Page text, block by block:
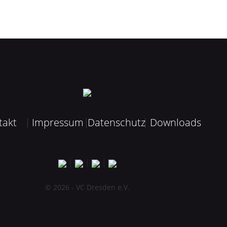
Impressum Datenschutz Downloads
| | |
© 2026 - VC Dresden e.V.